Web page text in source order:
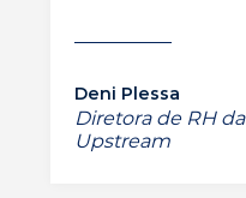
Deni Plessa
Diretora de RH da
Upstream